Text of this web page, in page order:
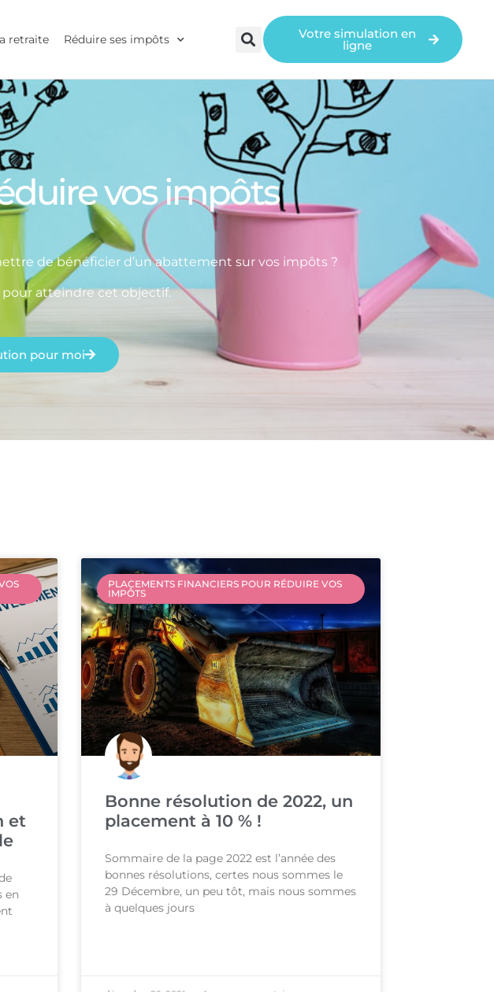
retraite Réduire ses impôts Votre simulation en
ligne
vos impôts
de bénéficier d’un abattement sur vos impôts ?
pour atteindre cet objectif.
pour moi
et
en
PLACEMENTS FINANCIERS POUR RÉDUIRE VOS
IMPÔTS
Bonne résolution de 2022, un
placement à 10 % !
Sommaire de la page 2022 est l’année des
bonnes résolutions, certes nous sommes le
29 Décembre, un peu tôt, mais nous sommes
à quelques jours